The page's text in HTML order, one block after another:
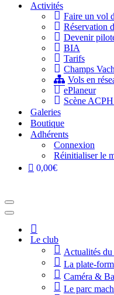
Activités
Faire un vol
Réservation
Devenir
BIA
Tarifs
Champs
Vols en
ePlaneur
Scène
Galeries
Boutique
Adhérents
Connexion
Réinitialiser le
0,00€
Menu
de
navigation
Menu
navigationAccueil
Le club
Actualités
La plate-
Caméra &
Le parc